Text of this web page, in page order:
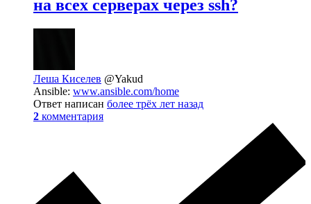
на всех серверах через ssh?
Леша Киселев @Yakud
Ansible: www.ansible.com/home
Ответ написан более трёх лет назад
2 комментария